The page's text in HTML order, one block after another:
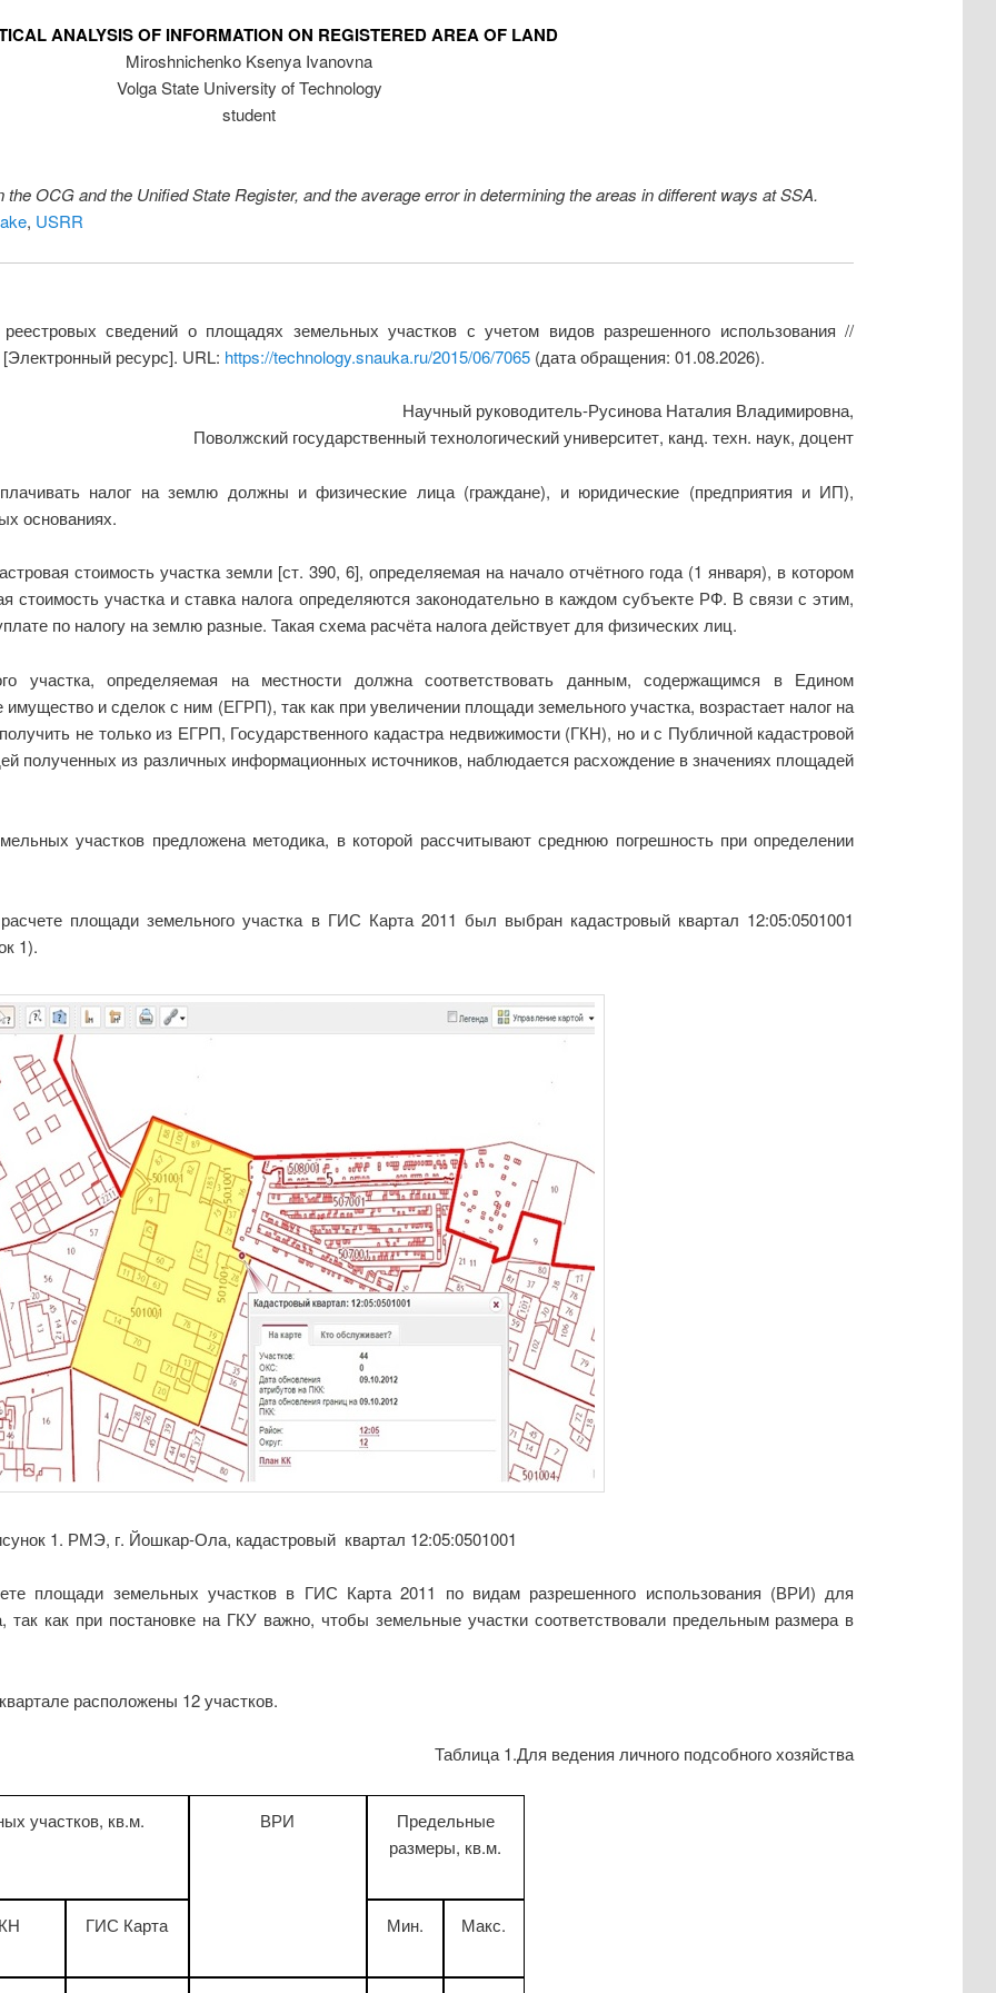
ANALYSIS OF INFORMATION ON REGISTERED AREA OF LAND
Miroshnichenko Ksenya Ivanovna
Volga State University of Technology
student
OCG and the Unified State Register, and the average error in determining the areas in different ways at SSA.
, USRR
сведений о площадях земельных участков с учетом видов разрешенного использования //
ресурс]. URL: https://technology.snauka.ru/2015/06/7065(дата обращения: 01.08.2026).
Научный руководитель-Русинова Наталия Владимировна,
Поволжский государственный технологический университет, канд. техн. наук, доцент
налог на землю должны и физические лица (граждане), и юридические (предприятия и ИП),
основаниях.
стоимость участка земли [ст. 390, 6], определяемая на начало отчётного года (1 января), в котором
стоимость участка и ставка налога определяются законодательно в каждом субъекте РФ. В связи с этим,
по налогу на землю разные. Такая схема расчёта налога действует для физических лиц.
участка, определяемая на местности должна соответствовать данным, содержащимся в Едином
и сделок с ним (ЕГРП), так как при увеличении площади земельного участка, возрастает налог на
не только из ЕГРП, Государственного кадастра недвижимости (ГКН), но и с Публичной кадастровой
полученных из различных информационных источников, наблюдается расхождение в значениях площадей
участков предложена методика, в которой рассчитывают среднюю погрешность при определении
площади земельного участка в ГИС Карта 2011 был выбран кадастровый квартал 12:05:0501001
1).
1. РМЭ, г. Йошкар-Ола, кадастровый квартал 12:05:0501001
площади земельных участков в ГИС Карта 2011 по видам разрешенного использования (ВРИ) для
так как при постановке на ГКУ важно, чтобы земельные участки соответствовали предельным размера в
расположены 12 участков.
Таблица 1.Для ведения личного подсобного хозяйства
участков, кв.м. ВРИ
Предельные
размеры, кв.м.
ГИС Карта Мин. Макс.